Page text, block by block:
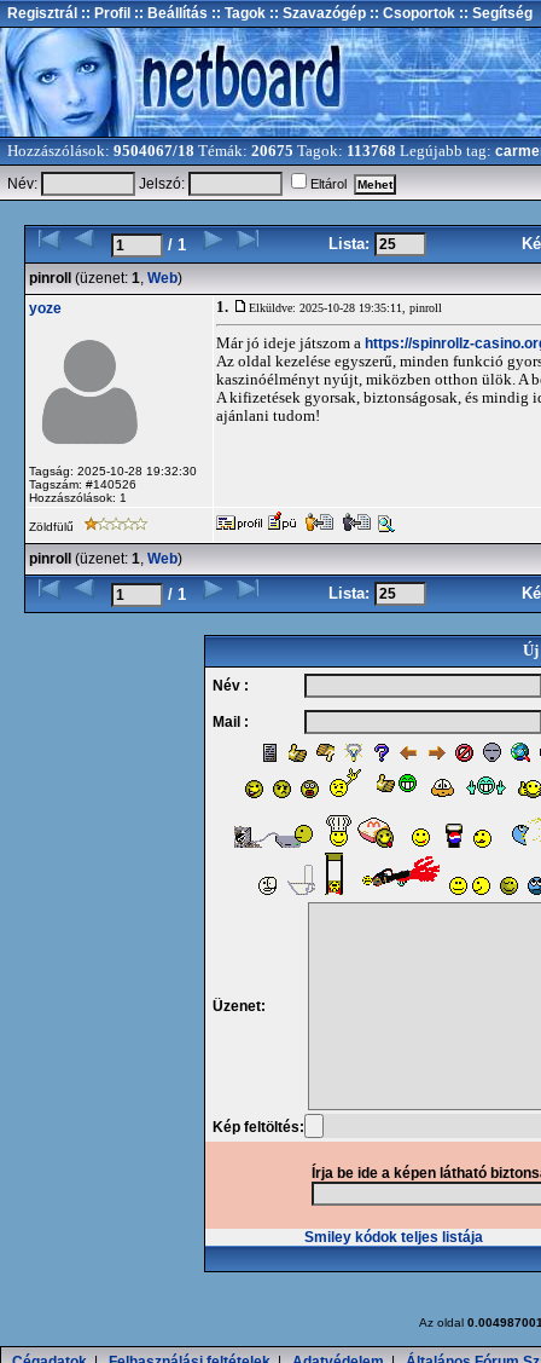
Regisztrál :: Profil :: Beállítás :: Tagok :: Szavazógép :: Csoportok :: Segítség
Hozzászólások: 9504067/18 Témák: 20675 Tagok: 113768 Legújabb tag:
Név:
Jelszó: Eltárol
/ 1 Lista:
pinroll (üzenet: 1, Web)
yoze
Tagság: 2025-10-28 19:32:30
Tagszám: #140526
Hozzászólások: 1
1. Elküldve: 2025-10-28 19:35:11, pinroll
Már jó ideje játszom a https://spinrollz-
Az oldal kezelése egyszerű, minden funkció
kaszinóélményt nyújt, miközben otthon ülök. A
A kifizetések gyorsak, biztonságosak, és mindig
ajánlani tudom!
Zöldfülű
pinroll (üzenet: 1, Web)
/ 1 Lista:
Új
Név :
Mail :
Üzenet:
Kép feltöltés:
Írja be ide a képen látható
Smiley kódok teljes listája
Az oldal